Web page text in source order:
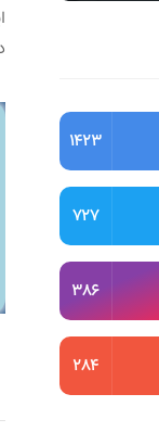
1423
727
386
284